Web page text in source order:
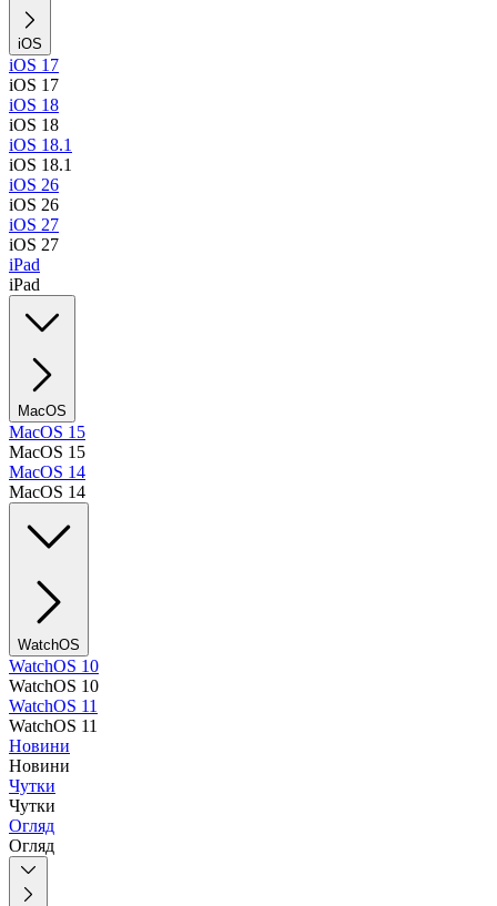
iOS
iOS 17
iOS 17
iOS 18
iOS 18
iOS 18.1
iOS 18.1
iOS 26
iOS 26
iOS 27
iOS 27
iPad
iPad
MacOS
MacOS 15
MacOS 15
MacOS 14
MacOS 14
WatchOS
WatchOS 10
WatchOS 10
WatchOS 11
WatchOS 11
Новини
Новини
Чутки
Чутки
Огляд
Огляд